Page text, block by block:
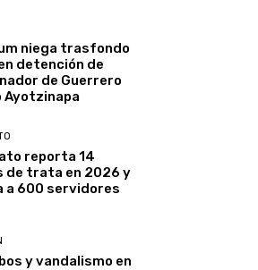
niega trasfondo
detención de
de Guerrero
Ayotzinapa
reporta 14
de trata en 2026 y
a 600 servidores
y vandalismo en